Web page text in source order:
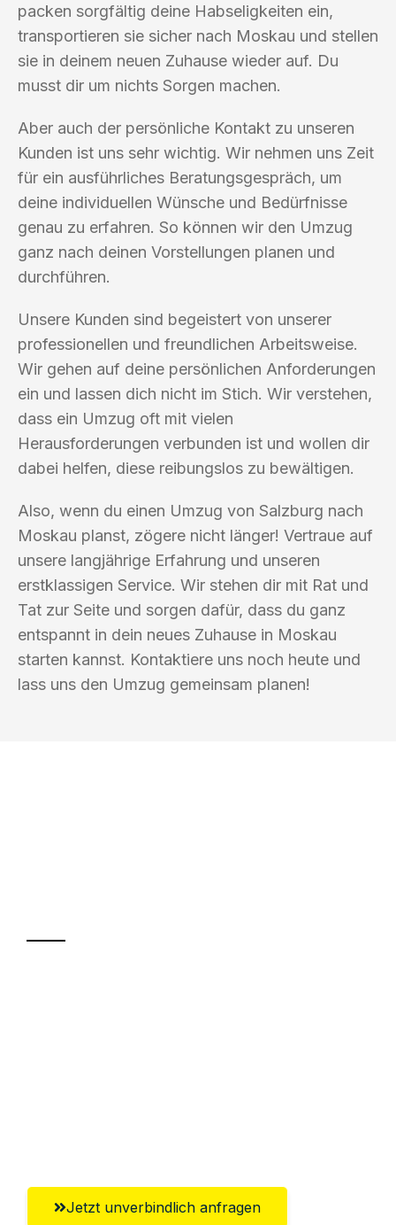
packen sorgfältig deine Habseligkeiten ein,
transportieren sie sicher nach Moskau und stellen
sie in deinem neuen Zuhause wieder auf. Du
musst dir um nichts Sorgen machen.
Aber auch der persönliche Kontakt zu unseren
Kunden ist uns sehr wichtig. Wir nehmen uns Zeit
für ein ausführliches Beratungsgespräch, um
deine individuellen Wünsche und Bedürfnisse
genau zu erfahren. So können wir den Umzug
ganz nach deinen Vorstellungen planen und
durchführen.
Unsere Kunden sind begeistert von unserer
professionellen und freundlichen Arbeitsweise.
Wir gehen auf deine persönlichen Anforderungen
ein und lassen dich nicht im Stich. Wir verstehen,
dass ein Umzug oft mit vielen
Herausforderungen verbunden ist und wollen dir
dabei helfen, diese reibungslos zu bewältigen.
Also, wenn du einen Umzug von Salzburg nach
Moskau planst, zögere nicht länger! Vertraue auf
unsere langjährige Erfahrung und unseren
erstklassigen Service. Wir stehen dir mit Rat und
Tat zur Seite und sorgen dafür, dass du ganz
entspannt in dein neues Zuhause in Moskau
starten kannst. Kontaktiere uns noch heute und
lass uns den Umzug gemeinsam planen!
Jetzt unverbindlich anfragen